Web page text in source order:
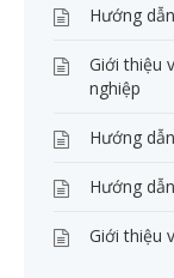
Hướng
Giới thiệu
nghiệp
Hướng
Hướng
Giới thiệu